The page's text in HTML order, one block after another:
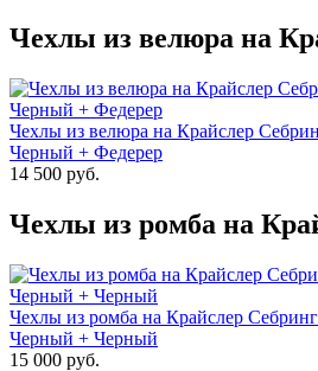
Чехлы из велюра на
Чехлы из велюра на Крайслер
Черный + Федерер
14 500 руб.
Чехлы из ромба на
Чехлы из ромба на Крайслер
Черный + Черный
15 000 руб.